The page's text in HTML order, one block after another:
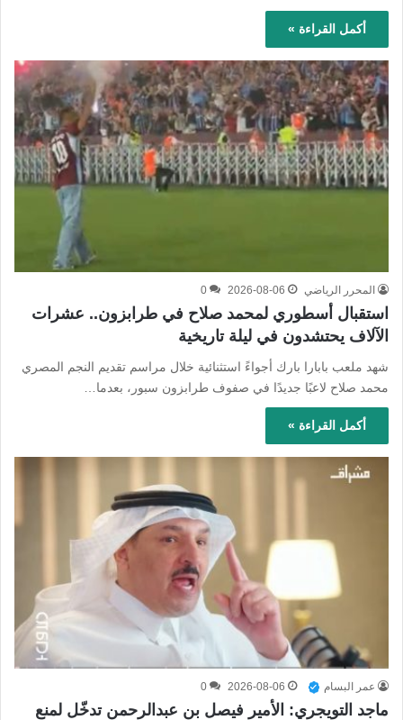
أكمل القراءة »
المحرر الرياضي 2026-08-06
0
استقبال أسطوري لمحمد صلاح في طرابزون.. عشرات
الآلاف يحتشدون في ليلة تاريخية
شهد ملعب بابارا بارك أجواءً استثنائية خلال مراسم تقديم النجم المصري
محمد صلاح لاعبًا جديدًا في صفوف طرابزون سبور، بعدما…
أكمل القراءة »
عمر البسام 2026-08-06
0
ماجد التويجري: الأمير فيصل بن عبدالرحمن تدخّل لمنع